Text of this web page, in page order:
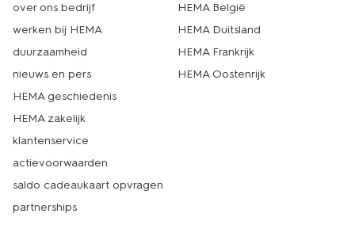
over ons bedrijf
werken bij HEMA
duurzaamheid
nieuws en pers
HEMA geschiedenis
HEMA zakelijk
klantenservice
actievoorwaarden
saldo cadeaukaart opvragen
partnerships
HEMA België
HEMA Duitsland
HEMA Frankrijk
HEMA Oostenrijk